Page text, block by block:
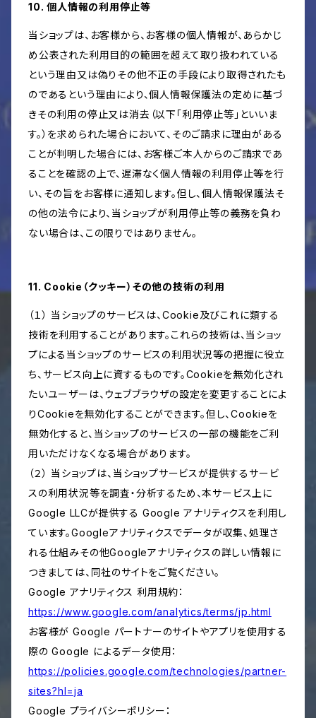
10. 個人情報の利用停止等
当ショップは、お客様から、お客様の個人情報が、あらかじ
め公表された利用目的の範囲を超えて取り扱われている
という理由又は偽りその他不正の手段により取得されたも
のであるという理由により、個人情報保護法の定めに基づ
きその利用の停止又は消去（以下「利用停止等」といいま
す。）を求められた場合において、そのご請求に理由がある
ことが判明した場合には、お客様ご本人からのご請求であ
ることを確認の上で、遅滞なく個人情報の利用停止等を行
い、その旨をお客様に通知します。但し、個人情報保護法そ
の他の法令により、当ショップが利用停止等の義務を負わ
ない場合は、この限りではありません。
11. Cookie（クッキー）その他の技術の利用
（１） 当ショップのサービスは、Cookie及びこれに類する
技術を利用することがあります。これらの技術は、当ショッ
プによる当ショップのサービスの利用状況等の把握に役立
ち、サービス向上に資するものです。Cookieを無効化され
たいユーザーは、ウェブブラウザの設定を変更することによ
りCookieを無効化することができます。但し、Cookieを
無効化すると、当ショップのサービスの一部の機能をご利
用いただけなくなる場合があります。
（２） 当ショップは、当ショップサービスが提供するサービ
スの利用状況等を調査・分析するため、本サービス上に
Google LLCが提供する Google アナリティクスを利用し
ています。Googleアナリティクスでデータが収集、処理さ
れる仕組みその他Googleアナリティクスの詳しい情報に
つきましては、同社のサイトをご覧ください。
Google アナリティクス 利用規約：
https://www.google.com/analytics/terms/jp.html
お客様が Google パートナーのサイトやアプリを使用する
際の Google によるデータ使用：
https://policies.google.com/technologies/partner-
sites?hl=ja
Google プライバシーポリシー：